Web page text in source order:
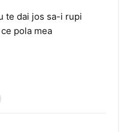
te dai jos sa-i rupi
pola mea